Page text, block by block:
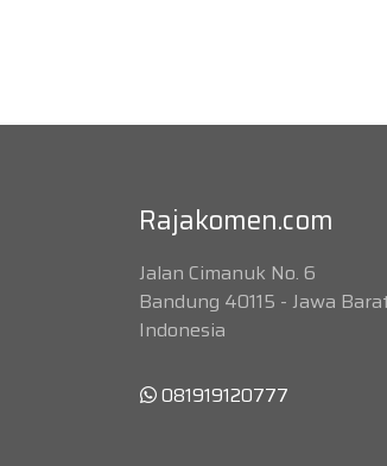
Rajakomen.com
Jalan Cimanuk No. 6
Bandung 40115 - Jawa
Indonesia
081919120777